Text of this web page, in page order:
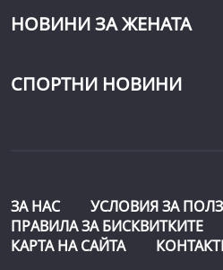
НОВИНИ ЗА ЖЕНАТА
СПОРТНИ НОВИНИ
ЗА НАС
УСЛОВИЯ ЗА
ПРАВИЛА ЗА БИСКВИТКИТЕ
КАРТА НА САЙТА